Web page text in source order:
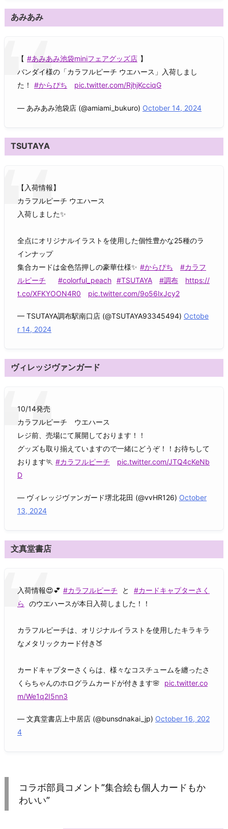
あみあみ
【 #あみあみ池袋miniフェアグッズ店 】
バンダイ様の「カラフルピーチ ウエハース」入荷しまし
た！
#からぴち pic.twitter.com/RjhjKcciqG
— あみあみ池袋店 (@amiami_bukuro) October 14, 2024
TSUTAYA
【入荷情報】
カラフルピーチ ウエハース
入荷しました✨
全点にオリジナルイラストを使用した個性豊かな25種のラ
インナップ
集合カードは金色箔押しの豪華仕様✨ #からぴち
#カラフ
ルピーチ
#colorful_peach #TSUTAYA #調布
https://
t.co/XFKYOON4R0
pic.twitter.com/9o56lxJcy2
— TSUTAYA調布駅南口店 (@TSUTAYA93345494) Octobe
r 14, 2024
ヴィレッジヴァンガード
10/14発売
カラフルピーチ ウエハース
レジ前、売場にて展開しております！！
グッズも取り揃えていますので一緒にどうぞ！！お待ちして
おります🏃 #カラフルピーチ
pic.twitter.com/JTQ4cKeNb
D
— ヴィレッジヴァンガード堺北花田 (@vvHR126) October
13, 2024
文真堂書店
入荷情報😍💕 #カラフルピーチ と
#カードキャプターさく
ら
のウエハースが本日入荷しました！！
カラフルピーチは、オリジナルイラストを使用したキラキラ
なメタリックカード付き🍑
カードキャプターさくらは、様々なコスチュームを纏ったさ
くらちゃんのホログラムカードが付きます🌸
pic.twitter.co
m/We1q2I5nn3
— 文真堂書店上中居店 (@bunsdnakai_jp) October 16, 202
4
コラボ部員コメント”集合絵も個人カードもか
わいい”